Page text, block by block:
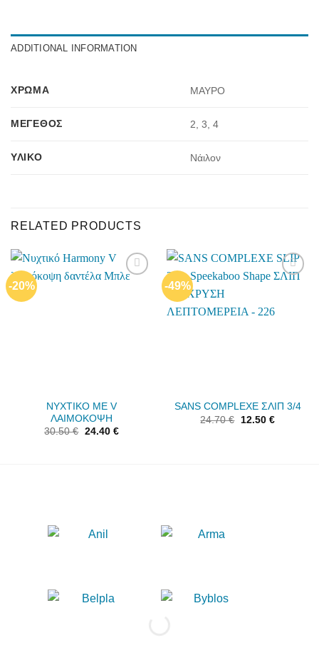
ADDITIONAL INFORMATION
ΧΡΏΜΑ ΜΑΥΡΟ
ΜΈΓΕΘΟΣ 2, 3, 4
ΥΛΙΚΌ Νάιλον
RELATED PRODUCTS
-20%
ΝΥΧΤΙΚΟ ΜΕ V
ΛΑΙΜΟΚΟΨΗ
30.50€ 24.40 €
-49%
SANS COMPLEXE ΣΛΙΠ 3/4
24.70€ 12.50 €